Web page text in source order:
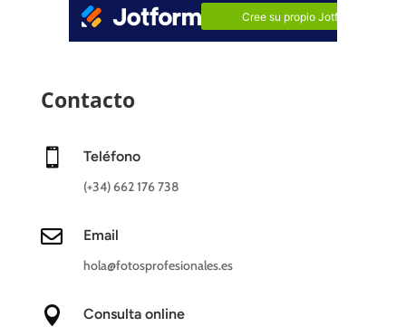
Contacto
 Teléfono
(+34) 662 176 738
 Email
hola@fotosprofesionales.es
 Consulta online